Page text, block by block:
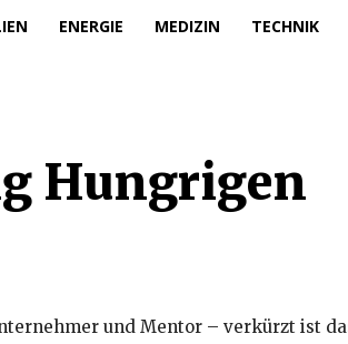
ENERGIE MEDIZIN TECHNIK
Hungrigen
und Mentor – verkürzt ist